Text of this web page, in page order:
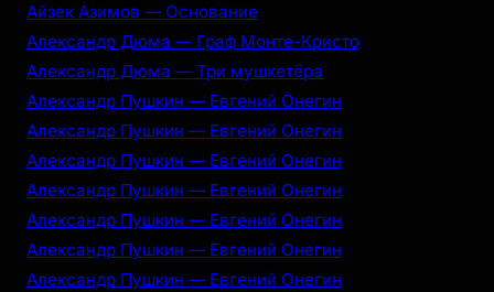
Айзек Азимов — Основание
Александр Дюма — Граф Монте-Кристо
Александр Дюма — Три мушкетёра
Александр Пушкин — Евгений Онегин
Александр Пушкин — Евгений Онегин
Александр Пушкин — Евгений Онегин
Александр Пушкин — Евгений Онегин
Александр Пушкин — Евгений Онегин
Александр Пушкин — Евгений Онегин
Александр Пушкин — Евгений Онегин